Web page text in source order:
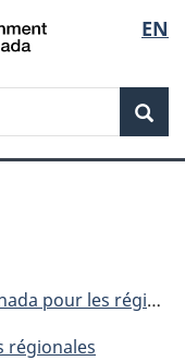
langue
EN
régions du Québec
régionales